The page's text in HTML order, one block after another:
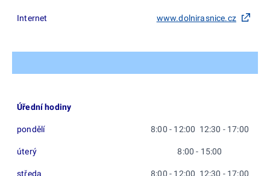
Internet www.dolnirasnice.cz
Úřední hodiny
pondělí 8:00 - 12:00 12:30 - 17:00
úterý 8:00 - 15:00
středa 8:00 - 12:00 12:30 - 17:00